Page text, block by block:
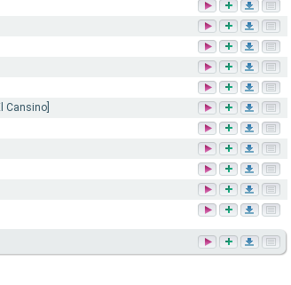
Cansino]